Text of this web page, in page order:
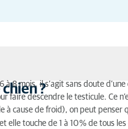
?
à 8 mois, il s’agit sans doute
faire descendre le testicule. Ce
cause de froid), on peut penser
touche de 1 à 10 % de tous les